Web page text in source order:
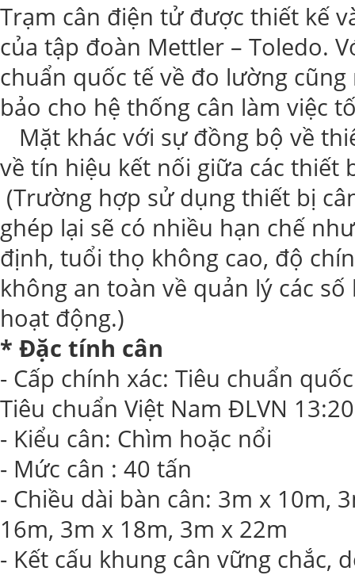
Trạm cân điện tử được thiết kế
của tập đoàn Mettler – Toledo.
chuẩn quốc tế về đo lường
bảo cho hệ thống cân làm việc
Mặt khác với sự đồng bộ về
về tín hiệu kết nối giữa các thiết
(Trường hợp sử dụng thiết bị
ghép lại sẽ có nhiều hạn chế
định, tuổi thọ không cao, độ
không an toàn về quản lý các
hoạt động.)
* Đặc tính cân
- Cấp chính xác: Tiêu chuẩn
Tiêu chuẩn Việt Nam ĐLVN
- Kiểu cân: Chìm hoặc nổi
- Mức cân : 40 tấn
- Chiều dài bàn cân: 3m x 10m,
16m, 3m x 18m, 3m x 22m
- Kết cấu khung cân vững chắc,